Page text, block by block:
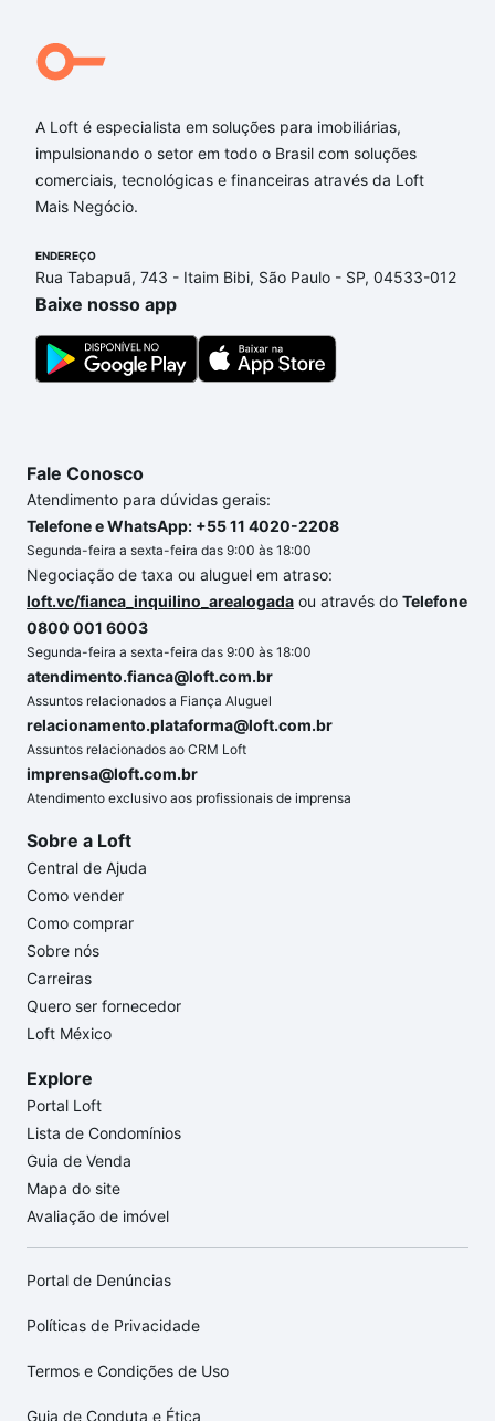
A Loft é especialista em soluções para imobiliárias,
impulsionando o setor em todo o Brasil com soluções
comerciais, tecnológicas e financeiras através da Loft
Mais Negócio.
ENDEREÇO
Rua Tabapuã, 743 - Itaim Bibi, São Paulo - SP, 04533-012
Baixe nosso app
Fale Conosco
Atendimento para dúvidas gerais:
Telefone e WhatsApp: +55 11 4020-2208
Segunda-feira a sexta-feira das 9:00 às 18:00
Negociação de taxa ou aluguel em atraso:
loft.vc/fianca_inquilino_arealogada ou através do Telefone
0800 001 6003
Segunda-feira a sexta-feira das 9:00 às 18:00
atendimento.fianca@loft.com.br
Assuntos relacionados a Fiança Aluguel
relacionamento.plataforma@loft.com.br
Assuntos relacionados ao CRM Loft
imprensa@loft.com.br
Atendimento exclusivo aos profissionais de imprensa
Sobre a Loft
Central de Ajuda
Como vender
Como comprar
Sobre nós
Carreiras
Quero ser fornecedor
Loft México
Explore
Portal Loft
Lista de Condomínios
Guia de Venda
Mapa do site
Avaliação de imóvel
Portal de Denúncias
Políticas de Privacidade
Termos e Condições de Uso
Guia de Conduta e Ética